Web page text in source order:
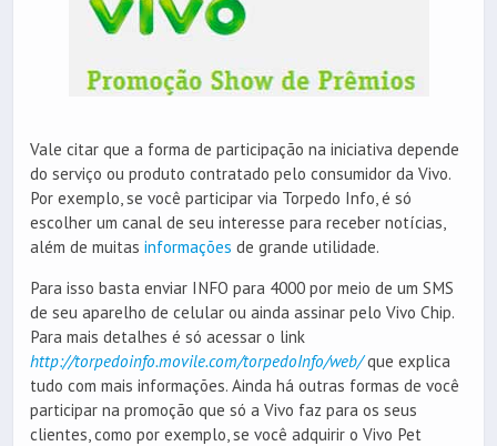
Vale citar que a forma de participação na iniciativa depende
do serviço ou produto contratado pelo consumidor da Vivo.
Por exemplo, se você participar via Torpedo Info, é só
escolher um canal de seu interesse para receber notícias,
além de muitas informações de grande utilidade.
Para isso basta enviar INFO para 4000 por meio de um SMS
de seu aparelho de celular ou ainda assinar pelo Vivo Chip.
Para mais detalhes é só acessar o link
http://torpedoinfo.movile.com/torpedoInfo/web/que explica
tudo com mais informações. Ainda há outras formas de você
participar na promoção que só a Vivo faz para os seus
clientes, como por exemplo, se você adquirir o Vivo Pet